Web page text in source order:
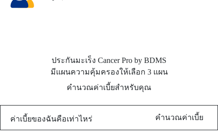
ประกันมะเร็ง Cancer Pro by BDMS
มีแผนความคุ้มครองให้เลือก 3 แผน
คำนวณค่าเบี้ยสำหรับคุณ
ค่าเบี้ยของฉันคือเท่าไหร่ คำนวณค่าเบี้ย